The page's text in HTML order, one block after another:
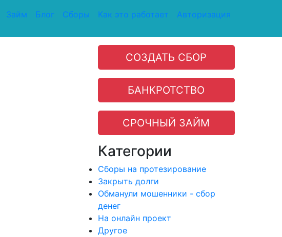
Займ Блог Сборы Как это работает Авторизация
СОЗДАТЬ СБОР
БАНКРОТСТВО
СРОЧНЫЙ ЗАЙМ
Категории
Сборы на протезирование
Закрыть долги
Обманули мошенники - сбор
денег
На онлайн проект
Другое